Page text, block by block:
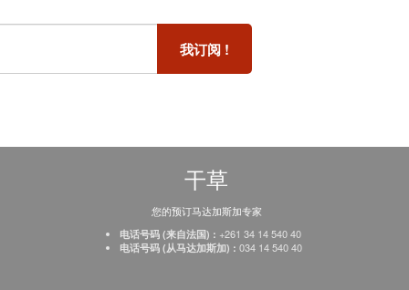
干草
您的预订马达加斯加专家
电话号码 (来自法国) : +261 34 14 540 40
电话号码 (从马达加斯加) : 034 14 540 40